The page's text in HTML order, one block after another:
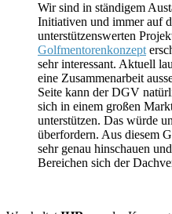
Wir sind in ständigem
Initiativen und immer auf
unterstützenswerten
Golfmentorenkonzept
sehr interessant. Aktuell
eine Zusammenarbeit
Seite kann der DGV
sich in einem großen
unterstützen. Das würde
überfordern. Aus diesem
sehr genau hinschauen
Bereichen sich der